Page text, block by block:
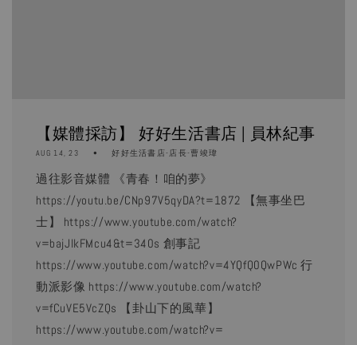
【媒體採訪】 好好生活書店 | 員林紀事
AUG 14, 23 好好生活書店-店長-曹竣瑋
過往影音媒體 《青春！咱的夢》
https://youtu.be/CNp97V5qyDA?t=1872 【無事坐巴
士】 https://www.youtube.com/watch?
v=bajJlkFMcu4&t=340s 創事記
https://www.youtube.com/watch?v=4YQfQ0QwPWc 行
動派影像 https://www.youtube.com/watch?
v=fCuVE5VcZQs 【卦山下的風華】
https://www.youtube.com/watch?v=